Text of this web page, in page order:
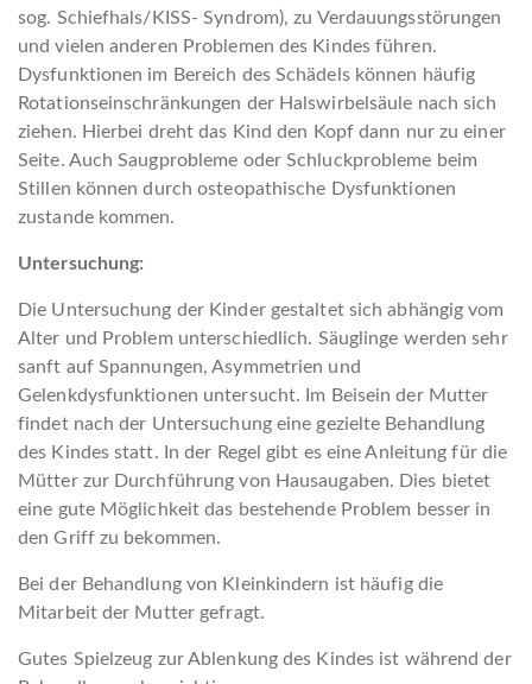
sog. Schiefhals/KISS- Syndrom), zu Verdauungsstörungen
und vielen anderen Problemen des Kindes führen.
Dysfunktionen im Bereich des Schädels können häufig
Rotationseinschränkungen der Halswirbelsäule nach sich
ziehen. Hierbei dreht das Kind den Kopf dann nur zu einer
Seite. Auch Saugprobleme oder Schluckprobleme beim
Stillen können durch osteopathische Dysfunktionen
zustande kommen.
Untersuchung:
Die Untersuchung der Kinder gestaltet sich abhängig vom
Alter und Problem unterschiedlich. Säuglinge werden sehr
sanft auf Spannungen, Asymmetrien und
Gelenkdysfunktionen untersucht. Im Beisein der Mutter
findet nach der Untersuchung eine gezielte Behandlung
des Kindes statt. In der Regel gibt es eine Anleitung für die
Mütter zur Durchführung von Hausaugaben. Dies bietet
eine gute Möglichkeit das bestehende Problem besser in
den Griff zu bekommen.
Bei der Behandlung von Kleinkindern ist häufig die
Mitarbeit der Mutter gefragt.
Gutes Spielzeug zur Ablenkung des Kindes ist während der